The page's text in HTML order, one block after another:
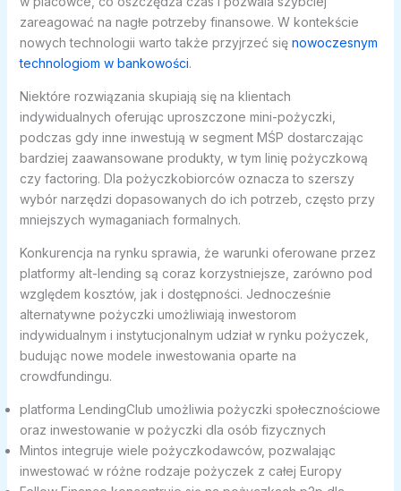
zareagować na nagłe potrzeby finansowe. W kontekście
nowych technologii warto także przyjrzeć się nowoczesnym
technologiom w bankowości.
Niektóre rozwiązania skupiają się na klientach
indywidualnych oferując uproszczone mini-pożyczki,
podczas gdy inne inwestują w segment MŚP dostarczając
bardziej zaawansowane produkty, w tym linię pożyczkową
czy factoring. Dla pożyczkobiorców oznacza to szerszy
wybór narzędzi dopasowanych do ich potrzeb, często przy
mniejszych wymaganiach formalnych.
Konkurencja na rynku sprawia, że warunki oferowane przez
platformy alt-lending są coraz korzystniejsze, zarówno pod
względem kosztów, jak i dostępności. Jednocześnie
alternatywne pożyczki umożliwiają inwestorom
indywidualnym i instytucjonalnym udział w rynku pożyczek,
budując nowe modele inwestowania oparte na
crowdfundingu.
platforma LendingClub umożliwia pożyczki społecznościowe
oraz inwestowanie w pożyczki dla osób fizycznych
Mintos integruje wiele pożyczkodawców, pozwalając
inwestować w różne rodzaje pożyczek z całej Europy